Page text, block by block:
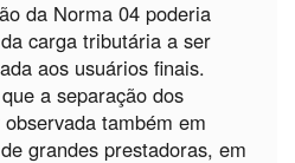
da Norma 04 poderia
carga tributária a ser
aos usuários finais.
a separação dos
também em
grandes prestadoras, em